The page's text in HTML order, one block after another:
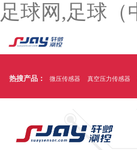
足球网,足球（
热搜产品： 微压传感器 真空压力传感器